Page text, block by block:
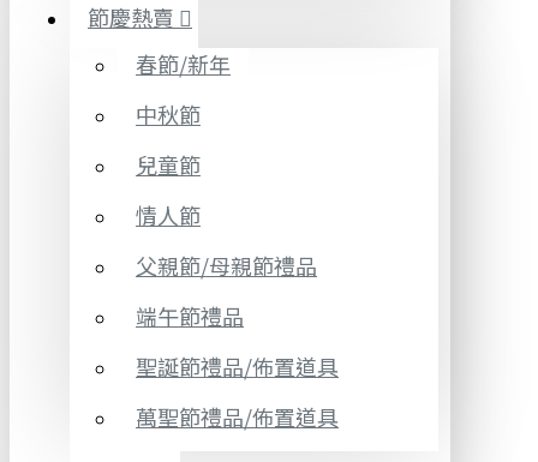
節慶熱賣
春節/新年
中秋節
兒童節
情人節
父親節/母親節禮品
端午節禮品
聖誕節禮品/佈置道具
萬聖節禮品/佈置道具